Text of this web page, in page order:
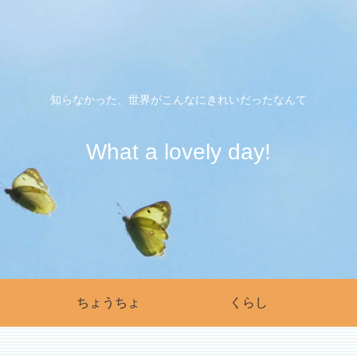
知らなかった、世界がこんなにきれいだったなんて
What a lovely day!
ちょうちょ くらし